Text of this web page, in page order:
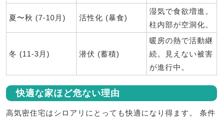
夏〜秋 (7-10月) 活性化 (暴食)
湿気で食欲増進。
柱内部が空洞化。
冬 (11-3月) 潜伏 (蓄積)
暖房の熱で活動継
続。
見えない被害
が進行中。
快適な家ほど危ない理由
高気密住宅はシロアリにとっても快適になり得ます。 条件